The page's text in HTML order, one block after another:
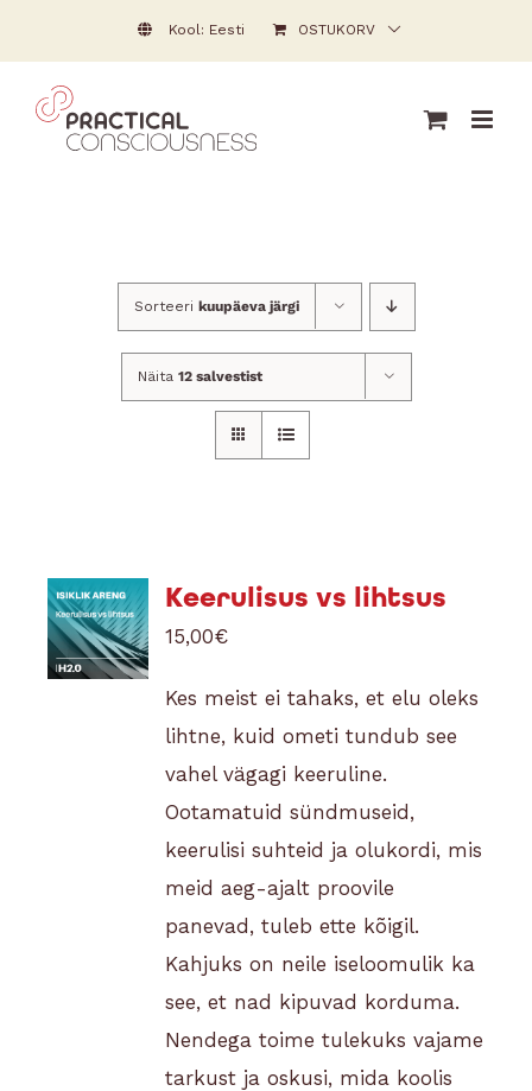
to
content
Kool: Eesti OSTUKORV
Sorteeri kuupäeva järgi
Näita 12 salvestist
Keerulisus vs lihtsus
15,00€
Kes meist ei tahaks, et elu oleks
lihtne, kuid ometi tundub see
vahel vägagi keeruline.
Ootamatuid sündmuseid,
keerulisi suhteid ja olukordi, mis
meid aeg-ajalt proovile
panevad, tuleb ette kõigil.
Kahjuks on neile iseloomulik ka
see, et nad kipuvad korduma.
Nendega toime tulekuks vajame
tarkust ja oskusi, mida koolis